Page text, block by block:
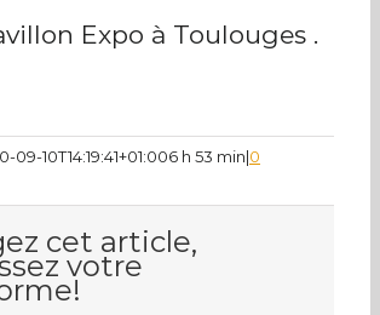
Expo à Toulouges .
09-10T14:19:41+01:006 h 53 min|0
cet article,
votre